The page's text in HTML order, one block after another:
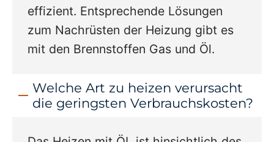
effizient. Entsprechende Lösungen
zum Nachrüsten der Heizung gibt es
mit den Brennstoffen Gas und Öl.
Welche Art zu heizen verursacht
die geringsten Verbrauchskosten?